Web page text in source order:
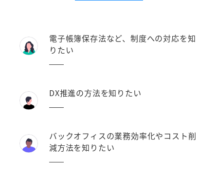
電子帳簿保存法など、制度への対応を知
りたい
DX推進の方法を知りたい
バックオフィスの業務効率化やコスト削
減方法を知りたい